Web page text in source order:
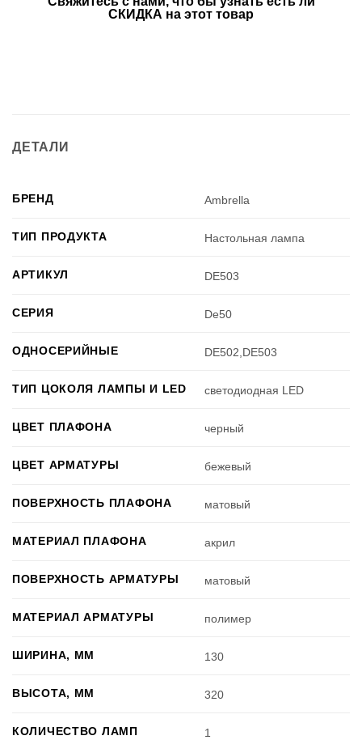
СКИДКА на этот товар
ДЕТАЛИ
БРЕНД Ambrella
ТИП ПРОДУКТА Настольная лампа
АРТИКУЛ DE503
СЕРИЯ De50
ОДНОСЕРИЙНЫЕ DE502,DE503
ТИП ЦОКОЛЯ ЛАМПЫ И LED светодиодная LED
ЦВЕТ ПЛАФОНА черный
ЦВЕТ АРМАТУРЫ бежевый
ПОВЕРХНОСТЬ ПЛАФОНА матовый
МАТЕРИАЛ ПЛАФОНА акрил
ПОВЕРХНОСТЬ АРМАТУРЫ матовый
МАТЕРИАЛ АРМАТУРЫ полимер
ШИРИНА, ММ 130
ВЫСОТА, ММ 320
КОЛИЧЕСТВО ЛАМП 1